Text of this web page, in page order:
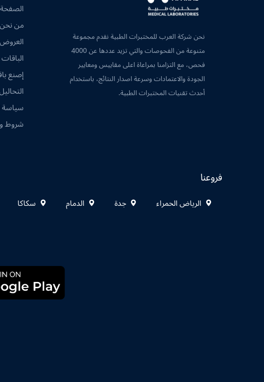
نحن شركة العرب للمختبرات الطبية نقدم مجموعة
متنوعة من الفحوصات والتي تزيد عددها عن 4000
فحص، مع التزامنا بمراعاة اعلى مقاييس ومعايير
الجودة والاعتمادات وسرعة اصدار النتائج، باستخدام
أحدث تقنيات المختبرات الطبية.
من نحن
العروض
الباقات
إصنع
شروط
فروعنا
الرياض الحمراء جدة الدمام سكاكا